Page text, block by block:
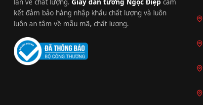
lẫn về chất lượng. Giấy dán tường Ngọc Điệp cam
kết đảm bảo hàng nhập khẩu chất lượng và luôn
luôn an tâm về mẫu mã, chất lượng.